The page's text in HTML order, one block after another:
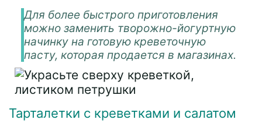
Для более быстрого приготовления
можно заменить творожно-йогуртную
начинку на готовую креветочную
пасту, которая продается в магазинах.
Тарталетки с креветками и салатом